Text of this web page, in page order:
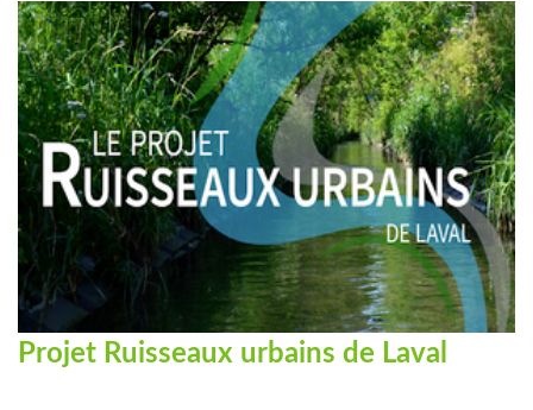
Projet Ruisseaux urbains de Laval